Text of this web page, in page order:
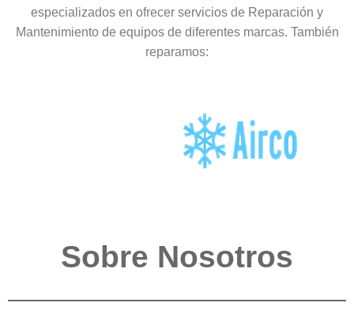
especializados en ofrecer servicios de Reparación y
Mantenimiento de equipos de diferentes marcas. También
reparamos:
Sobre Nosotros